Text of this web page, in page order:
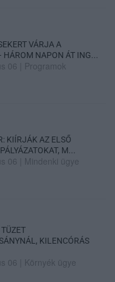
VÁRJA A
NAPON ÁT ING...
06 Programok
KIÍRJÁK AZ ELSŐ
M...
06 Mindenki ügye
KILENCÓRÁS
06 Környék ügye